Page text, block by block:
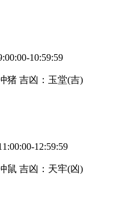
10:59:59
猪 吉凶：玉堂(吉)
12:59:59
鼠 吉凶：天牢(凶)